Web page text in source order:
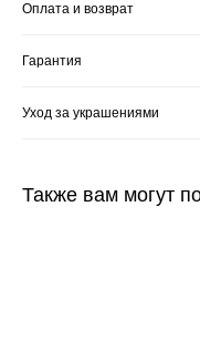
Оплата и возврат
Гарантия
Уход за украшениями
Также вам могут